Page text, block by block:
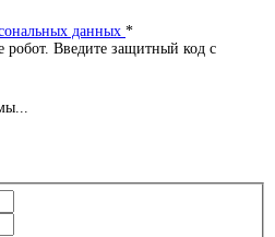
данных *
Введите защитный код с